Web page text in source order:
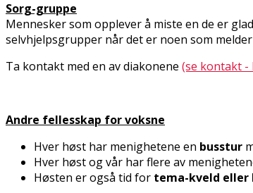
Sorg-gruppe
Mennesker som opplever å miste en de er
selvhjelpsgrupper når det er noen som
Ta kontakt med en av diakonene (se kontakt -
Andre fellesskap for voksne
Hver høst har menighetene en busstur
Hver høst og vår har flere av
Høsten er også tid for tema-kveld eller